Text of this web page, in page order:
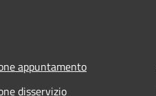
appuntamento
disservizio